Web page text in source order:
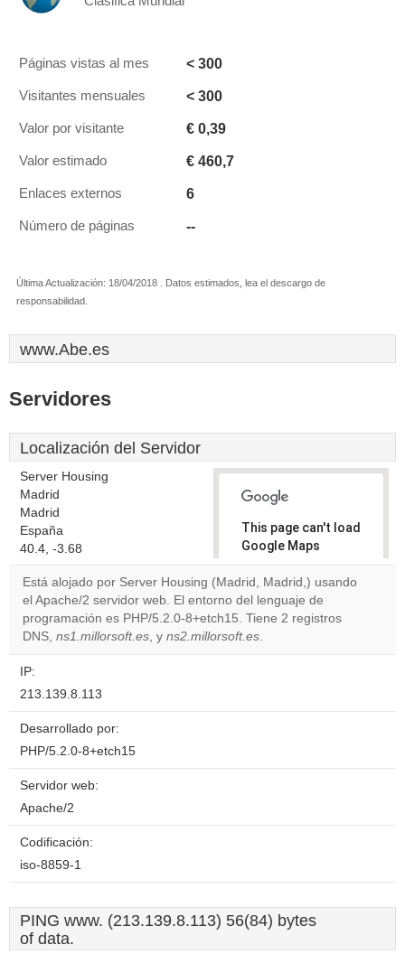
Páginas vistas al mes < 300
Visitantes mensuales < 300
Valor por visitante € 0,39
Valor estimado € 460,7
Enlaces externos 6
Número de páginas --
Última Actualización: 18/04/2018 . Datos estimados, lea el descargo de
responsabilidad.
www.Abe.es
Servidores
Localización del Servidor
Server Housing
Madrid
Madrid
España
40.4, -3.68
This page can't load
Google Maps
correctly.
Do you
own this
website?
Está alojado por Server Housing (Madrid, Madrid,) usando
el Apache/2 servidor web. El entorno del lenguaje de
programación es PHP/5.2.0-8+etch15. Tiene 2 registros
DNS, ns1.millorsoft.es, y ns2.millorsoft.es.
IP:
213.139.8.113
Desarrollado por:
PHP/5.2.0-8+etch15
Servidor web:
Apache/2
Codificación:
iso-8859-1
PING www. (213.139.8.113) 56(84) bytes
of data.